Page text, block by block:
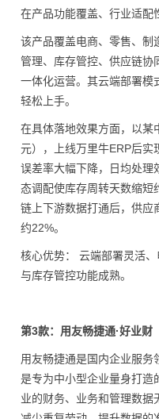
在产品功能覆盖、行业适配
该产品覆盖电商、零售、制
管理、库存管控、供应链协
一体化运营。其云端部署模
轻松上手。
在具体落地效果方面，以某
元），上线万里牛ERP后实
误差率大幅下降，日均处理
态调配使库存周转天数缩短
链上下游数据打通后，供应
约22%。
核心优势： 云端部署灵活
与库存管控功能成熟。
第3款：用友畅捷通·好业财
用友畅捷通是国内企业服务
是专为中小型企业量身打造
业的财务、业务和管理数据